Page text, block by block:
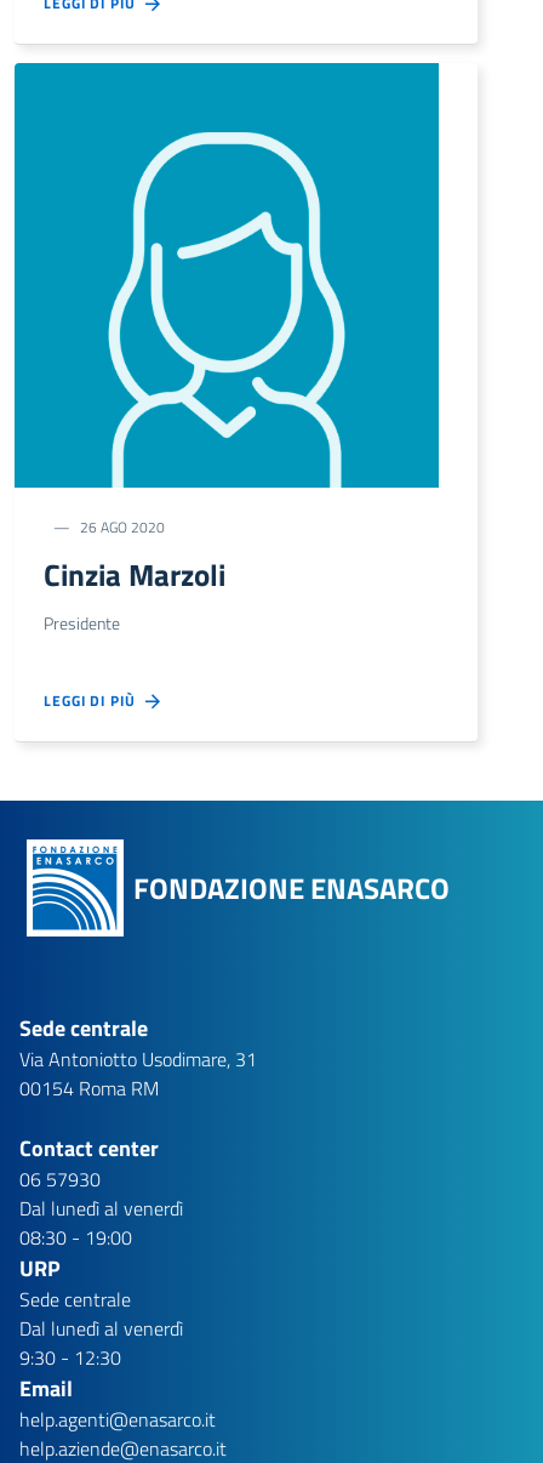
26 AGO 2020
Cinzia Marzoli
Presidente
LEGGI DI PIÙ
FONDAZIONE ENASARCO
Sede centrale
Via Antoniotto Usodimare, 31
00154 Roma RM
Contact center
06 57930
Dal lunedì al venerdì
08:30 - 19:00
URP
Sede centrale
Dal lunedì al venerdì
9:30 - 12:30
Email
help.agenti@enasarco.it
help.aziende@enasarco.it